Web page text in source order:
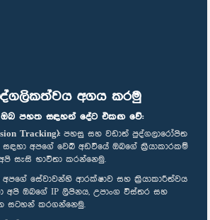
අගය කරමු
පහත සඳහන් දේට එකඟ වේ:
Tracking): පහසු සහ වඩාත් පුද්ගලාරෝපිත
අපගේ වෙබ් අඩවියේ ඔබගේ ක්‍රියාකාරකම්
සැසි භාවිතා කරන්නෙමු.
අපගේ සේවාවන්හි ආරක්ෂාව සහ ක්‍රියාකාරීත්වය
ඔබගේ IP ලිපිනය, උපාංග විස්තර සහ
සටහන් කරගන්නෙමු.
: